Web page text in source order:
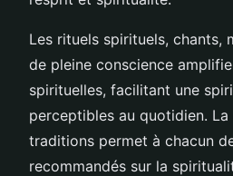
Les rituels spirituels, chants,
de pleine conscience
spirituelles, facilitant une
perceptibles au quotidien.
traditions permet à chacun
recommandés sur la